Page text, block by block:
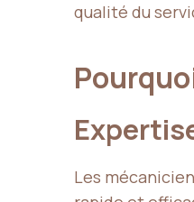
qualité du
Les